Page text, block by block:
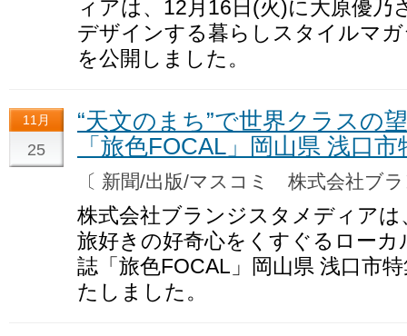
ィアは、12月16日(火)に大原優乃
デザインする暮らしスタイルマ
を公開しました。
11月
25
“天文のまち”で世界クラスの
「旅色FOCAL」岡山県 浅口
〔 新聞/出版/マスコミ 株式会社ブ
株式会社ブランジスタメディア
旅好きの好奇心をくすぐるロー
誌「旅色FOCAL」岡山県 浅口市
たしました。